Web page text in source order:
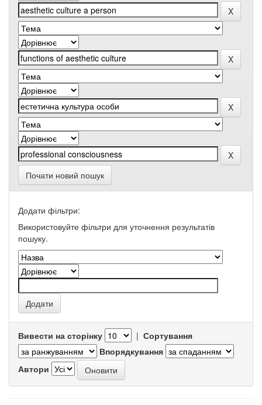
Почати новий пошук
Додати фільтри:
Використовуйте фільтри для уточнення результатів
пошуку.
Вивести на сторінку | Сортування
Впорядкування
Автори